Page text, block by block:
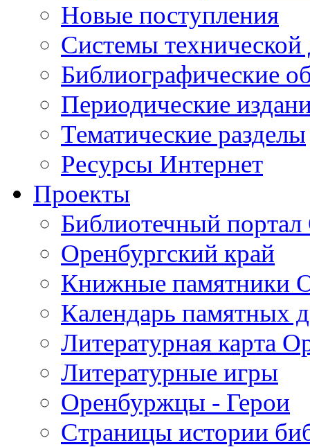
Новые поступления
Cистемы
Библиографические
Периодические
Тематические разделы
Ресурсы Интернет
Проекты
Библиотечный портал
Оренбургский край
Книжные памятники
Календарь памятных
Литературная карта
Литературные игры
Оренбуржцы - Герои
Страницы истории